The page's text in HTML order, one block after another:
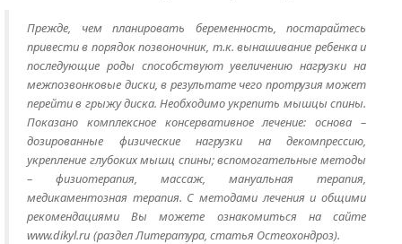
Прежде, чем планировать беременность, постарайтесь
привести в порядок позвоночник, т.к. вынашивание ребенка и
последующие роды способствуют увеличению нагрузки на
межпозвонковые диски, в результате чего протрузия может
перейти в грыжу диска. Необходимо укрепить мышцы спины.
Показано комплексное консервативное лечение: основа –
дозированные физические нагрузки на декомпрессию,
укрепление глубоких мышц спины; вспомогательные методы
– физиотерапия, массаж, мануальная терапия,
медикаментозная терапия. С методами лечения и общими
рекомендациями Вы можете ознакомиться на сайте
www.dikyl.ru (раздел Литература, статья Остеохондроз).